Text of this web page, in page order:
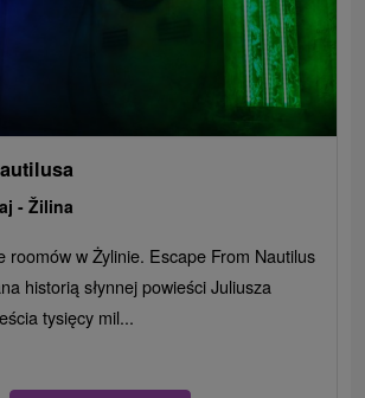
-Žilina
roomów w Żylinie. Escape From Nautilus
historią słynnej powieści Juliusza
tysięcy mil...